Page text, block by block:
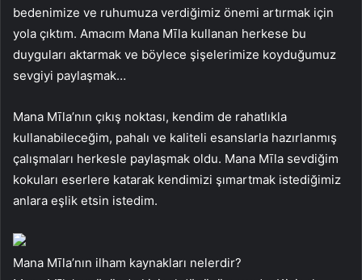
bedenimize ve ruhumuza verdiğimiz önemi artırmak için
yola çıktım. Amacım Mana Mīla kullanan herkese bu
duyguları aktarmak ve böylece şişelerimize koyduğumuz
sevgiyi paylaşmak…
Mana Mīla’nın çıkış noktası, kendim de rahatlıkla
kullanabileceğim, pahalı ve kaliteli esanslarla hazırlanmış
çalışmaları herkesle paylaşmak oldu. Mana Mīla sevdiğim
kokuları eserlere katarak kendimizi şımartmak istediğimiz
anlara eşlik etsin istedim.
Mana Mīla’nın ilham kaynakları nelerdir?